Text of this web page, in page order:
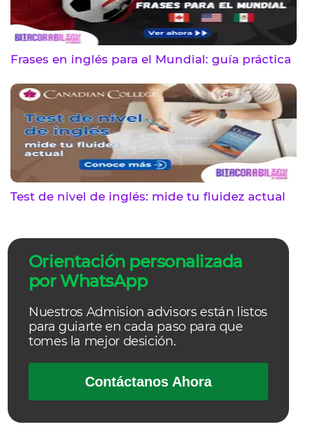
Frases en inglés para el Mundial: guía práctica
Test de nivel de inglés: mide tu fluidez actual
Orientación personalizada
por WhatsApp
Nuestros Admision advisors están listos
para guiarte en cada paso para que
tomes la mejor desición.
Contáctanos Ahora